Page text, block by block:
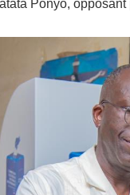
Ponyo,